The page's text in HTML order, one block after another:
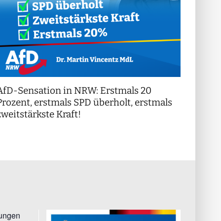
Sensation in NRW: Erstmals 20
erstmals SPD überholt, erstmals
Kraft!